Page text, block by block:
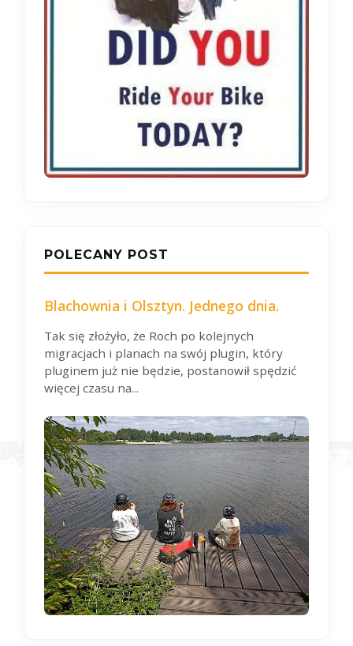
POLECANY POST
Blachownia i Olsztyn. Jednego dnia.
Tak się złożyło, że Roch po kolejnych
migracjach i planach na swój plugin, który
pluginem już nie będzie, postanowił spędzić
więcej czasu na...